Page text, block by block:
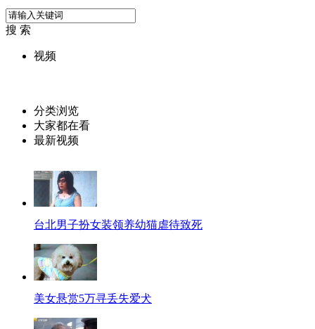
搜 索
视频
分类浏览
大家都在看
最新视频
台北男子扮女装领养幼猫虐待致死
美女悬赏5万寻丢失爱犬